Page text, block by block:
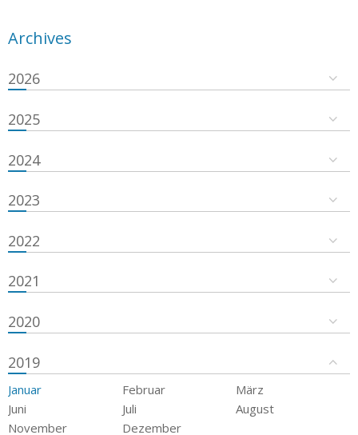
Archives
2026
2025
2024
2023
2022
2021
2020
2019
Januar Februar
März
Juni
Juli
August
November
Dezember